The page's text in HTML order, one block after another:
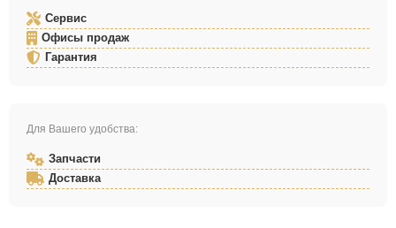
Сервис
Офисы продаж
Гарантия
Для Вашего удобства:
Запчасти
Доставка